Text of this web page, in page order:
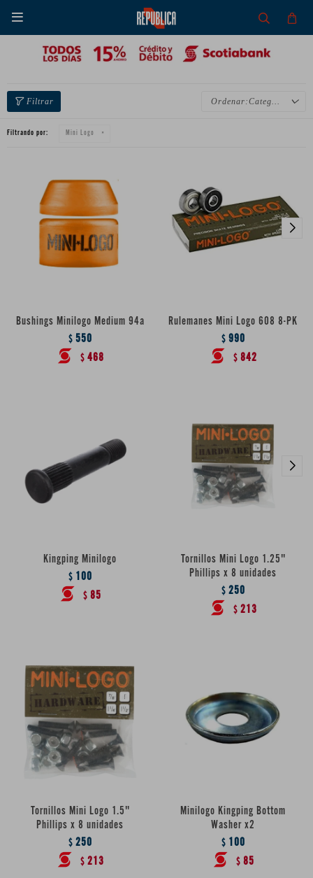

Categoría
Filtrando por: Mini Logo
Bushings Minilogo Medium 94a
$ 550
$ 468
Rulemanes Mini Logo 608 8-PK
$ 990
$ 842
Kingping Minilogo
$ 100
$ 85
Tornillos Mini Logo 1.25"
Phillips x 8 unidades
$ 250
$ 213
Tornillos Mini Logo 1.5"
Phillips x 8 unidades
$ 250
$ 213
Minilogo Kingping Bottom
Washer x2
$ 100
$ 85